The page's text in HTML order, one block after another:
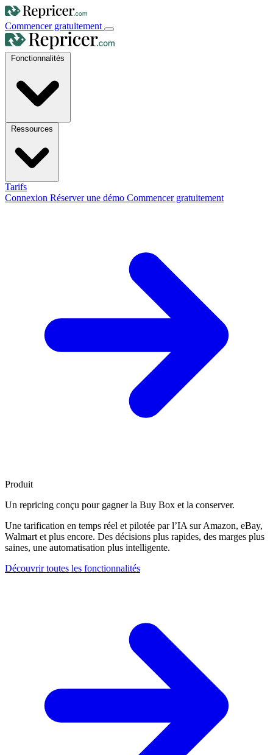
Commencer gratuitement
Tarifs
Connexion Réserver une démo Commencer gratuitement
Produit
Un repricing conçu pour gagner la Buy Box et la conserver.
Une tarification en temps réel et pilotée par l’IA sur Amazon, eBay,
Walmart et plus encore. Des décisions plus rapides, des marges plus
saines, une automatisation plus intelligente.
Découvrir toutes les fonctionnalités